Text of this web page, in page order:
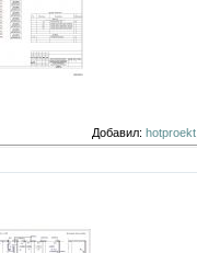
Добавил: hotproekt